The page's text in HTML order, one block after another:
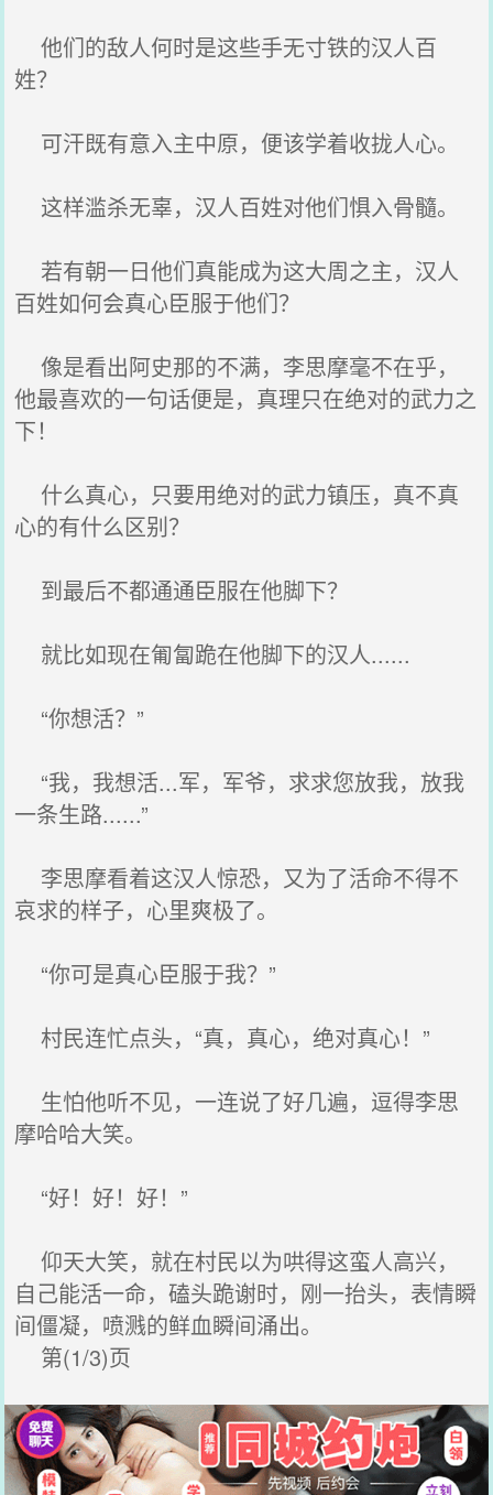
他们的敌人何时是这些手无寸铁的汉人百
姓？
可汗既有意入主中原，便该学着收拢人心。
这样滥杀无辜，汉人百姓对他们惧入骨髓。
若有朝一日他们真能成为这大周之主，汉人
百姓如何会真心臣服于他们？
像是看出阿史那的不满，李思摩毫不在乎，
他最喜欢的一句话便是，真理只在绝对的武力之
下！
什么真心，只要用绝对的武力镇压，真不真
心的有什么区别？
到最后不都通通臣服在他脚下？
就比如现在匍匐跪在他脚下的汉人......
“你想活？”
“我，我想活...军，军爷，求求您放我，放我
一条生路......”
李思摩看着这汉人惊恐，又为了活命不得不
哀求的样子，心里爽极了。
“你可是真心臣服于我？”
村民连忙点头，“真，真心，绝对真心！”
生怕他听不见，一连说了好几遍，逗得李思
摩哈哈大笑。
“好！好！好！”
仰天大笑，就在村民以为哄得这蛮人高兴，
自己能活一命，磕头跪谢时，刚一抬头，表情瞬
间僵凝，喷溅的鲜血瞬间涌出。
第(1/3)页